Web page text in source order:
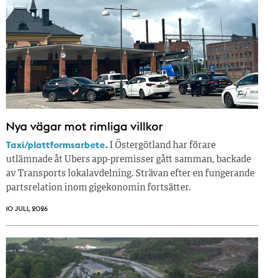
Nya vägar mot rimliga villkor
Taxi/plattformsarbete. I Östergötland har förare
utlämnade åt Ubers app-premisser gått samman, backade
av Transports lokalavdelning. Strävan efter en fungerande
partsrelation inom gigekonomin fortsätter.
10 JULI, 2026